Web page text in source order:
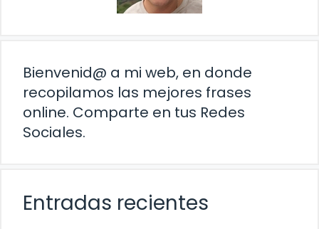
Bienvenid@ a mi web, en donde
recopilamos las mejores frases
online. Comparte en tus Redes
Sociales.
Entradas recientes